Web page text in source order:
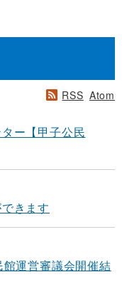
RSS Atom
ー【甲子公民
きます
運営審議会開催結